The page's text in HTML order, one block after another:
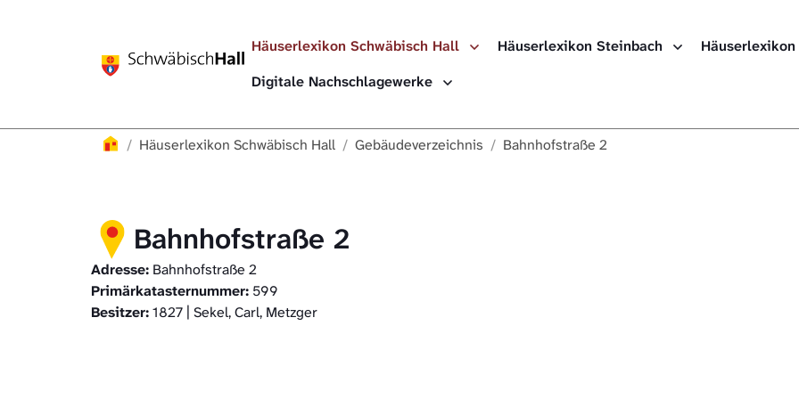
Häuserlexikon Schwäbisch Hall
Häuserlexikon Steinbach
Digitale Nachschlagewerke
Häuserlexikon
Häuserlexikon Schwäbisch Hall Gebäudeverzeichnis Bahnhofstraße 2
Bahnhofstraße 2
Adresse: Bahnhofstraße 2
Primärkatasternummer: 599
Besitzer:1827 | Sekel, Carl, Metzger